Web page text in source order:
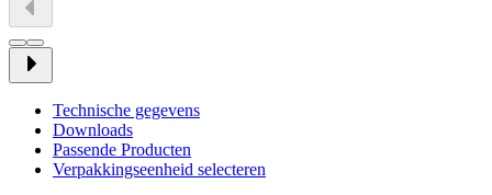
Technische gegevens
Downloads
Passende Producten
Verpakkingseenheid selecteren